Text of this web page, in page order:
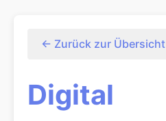
← Zurück zur Übersicht
Digital